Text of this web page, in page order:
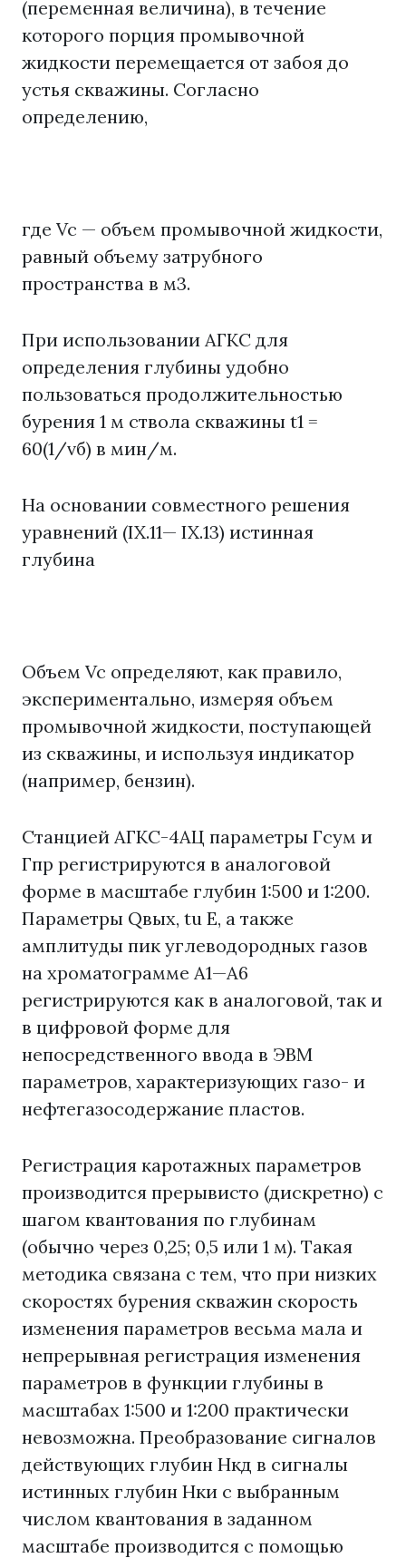
(переменная величина), в течение
которого порция промывочной
жидкости перемещается от забоя до
устья скважины. Согласно
определению,
где Vc — объем промывочной жидкости,
равный объему затрубного
пространства в м3.
При использовании АГКС для
определения глубины удобно
пользоваться продолжительностью
бурения 1 м ствола скважины t1 =
60(1/vб) в мин/м.
На основании совместного решения
уравнений (IX.11— IX.13) истинная
глубина
Объем Vc определяют, как правило,
экспериментально, измеряя объем
промывочной жидкости, поступающей
из скважины, и используя индикатор
(например, бензин).
Станцией АГКС-4АЦ параметры Гсум и
Гпр регистрируются в аналоговой
форме в масштабе глубин 1:500 и 1:200.
Параметры Qвых, tu Е, а также
амплитуды пик углеводородных газов
на хроматограмме А1—А6
регистрируются как в аналоговой, так и
в цифровой форме для
непосредственного ввода в ЭВМ
параметров, характеризующих газо- и
нефтегазосодержание пластов.
Регистрация каротажных параметров
производится прерывисто (дискретно) с
шагом квантования по глубинам
(обычно через 0,25; 0,5 или 1 м). Такая
методика связана с тем, что при низких
скоростях бурения скважин скорость
изменения параметров весьма мала и
непрерывная регистрация изменения
параметров в функции глубины в
масштабах 1:500 и 1:200 практически
невозможна. Преобразование сигналов
действующих глубин Нкд в сигналы
истинных глубин Нки с выбранным
числом квантования в заданном
масштабе производится с помощью